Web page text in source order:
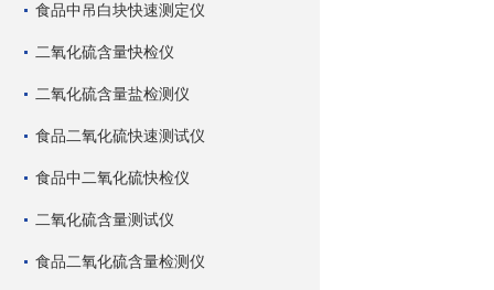
食品中吊白块快速测定仪
二氧化硫含量快检仪
二氧化硫含量盐检测仪
食品二氧化硫快速测试仪
食品中二氧化硫快检仪
二氧化硫含量测试仪
食品二氧化硫含量检测仪